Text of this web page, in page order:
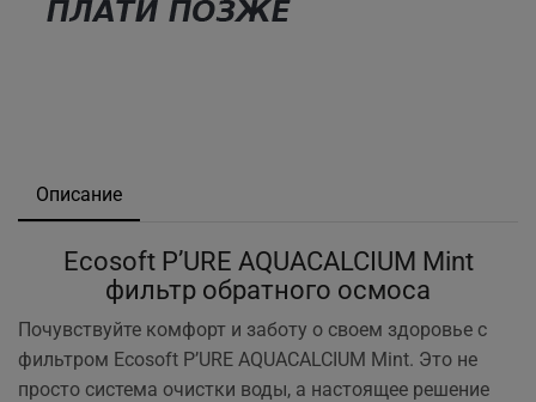
Описание
Ecosoft P’URE AQUACALCIUM Mint
фильтр обратного осмоса
Почувствуйте комфорт и заботу о своем здоровье с
фильтром Ecosoft P’URE AQUACALCIUM Mint. Это не
просто система очистки воды, а настоящее решение